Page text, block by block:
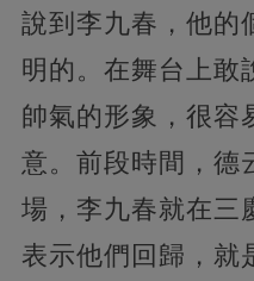
說到李九春，他的
明的。在舞台上敢
帥氣的形象，很容
意。前段時間，德
場，李九春就在三
表示他們回歸，就